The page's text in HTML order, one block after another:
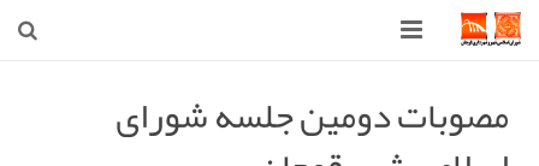
مصوبات دومین جلسه شورای